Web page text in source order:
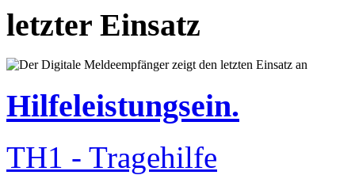
letzter Einsatz
Hilfeleistungsein.
TH1 - Tragehilfe